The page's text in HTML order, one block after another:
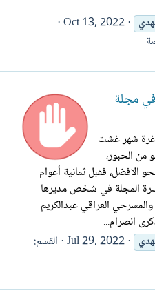
Oct 13, 2022
مجلة
غرة شهر غشت
من الحبور،
الافضل، فقبل ثمانية أعوام
شرفتني اسرة المجلة في شخص مديرها
العراقي عبدالكريم
انصرام...
Jul 29, 2022 القسم: